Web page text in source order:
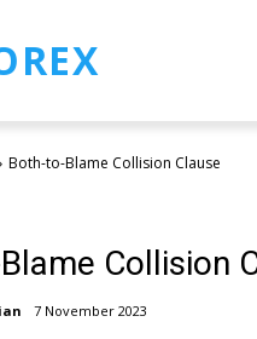
Both-to-Blame Collision Clause
Collision
7 November 2023